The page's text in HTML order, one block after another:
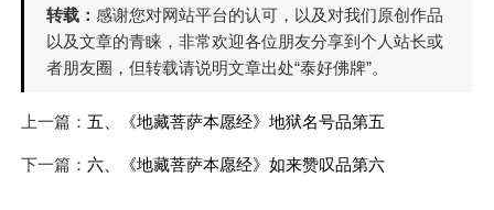
转载： 感谢您对网站平台的认可，以及对我们原创作品
以及文章的青睐，非常欢迎各位朋友分享到个人站长或
者朋友圈，但转载请说明文章出处“泰好佛牌”。
上一篇： 五、《地藏菩萨本愿经》地狱名号品第五
下一篇： 六、《地藏菩萨本愿经》如来赞叹品第六